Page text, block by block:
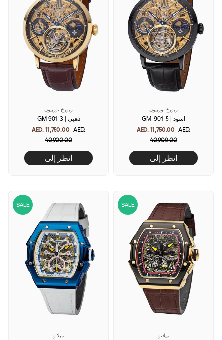
زيورخ توربيون
GM 901-3 | ذهبي
AED. 11,750.00 Regular
price
AED.
40,900.00Sale
price
انظر إلى
زيورخ توربيون
GM-901-5 | اسود
AED. 11,750.00 Regular
price
AED.
40,900.00Sale
price
انظر إلى
SALE
ميلانو
SALE
ميلانو